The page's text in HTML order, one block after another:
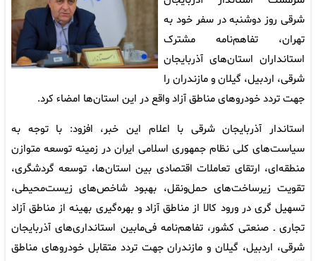
شرقی روز دوشنبه در سفر خود به
تهران، تفاهم‌نامه مشترک
استانداران استان‌های آذربایجان
شرقی، اردبیل، گیلان و مازندران را
جهت تردد خودروهای مناطق آزاد واقع در این استان‌ها امضاء کرد.
استاندار آذربایجان شرقی با اعلام این خبر، افزود: با توجه به
سیاست‌های کلی نظام جمهوری اسلامی ایران در زمینه توسعه متوازن
منطقه‌ای، ارتقای تعاملات اقتصادی بین استان‌ها، توسعه گردشگری،
تقویت زیرساخت‌های حمل‌ونقل، بهبود شاخص‌های زیست‌محیطی،
تسهیل گری در ورود کالا از مناطق آزاد و بهره‌گیری بهینه از مناطق آزاد
تجاری ـ صنعتی کشور، تفاهم‌نامه فی‌مابین استانداری‌های آذربایجان
شرقی، اردبیل، گیلان و مازندران جهت تردد متقابل خودروهای مناطق